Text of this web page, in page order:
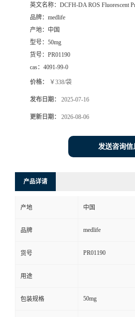
英文名称： DCFH-DA ROS Fluorescent
品牌： medlife
产地： 中国
型号： 50mg
货号： PR01190
cas： 4091-99-0
价格： ￥338/袋
发布日期： 2025-07-16
更新日期： 2026-08-06
发送咨询信
产品详请
产地 中国
品牌 medlife
货号 PR01190
用途
包装规格 50mg